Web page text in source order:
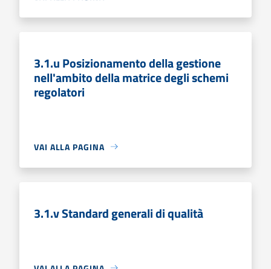
3.1.u Posizionamento della gestione
nell'ambito della matrice degli schemi
regolatori
VAI ALLA PAGINA
3.1.v Standard generali di qualità